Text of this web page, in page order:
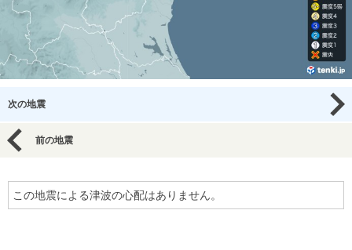
次の地震
前の地震
この地震による津波の心配はありません。